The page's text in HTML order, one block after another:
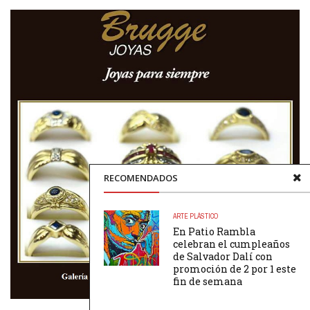
RECOMENDADOS
ARTE PLÁSTICO
En Patio Rambla
celebran el cumpleaños
de Salvador Dalí con
promoción de 2 por 1 este
fin de semana